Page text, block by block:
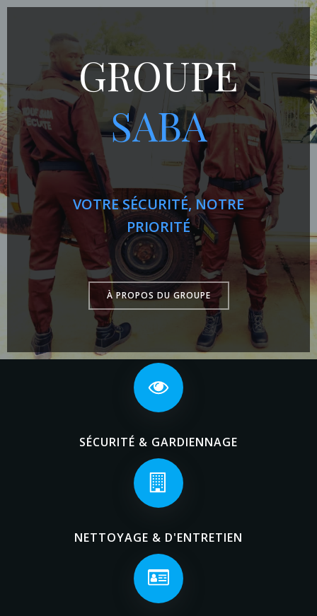
Aller
GROUPE
SABA
VOTRE SÉCURITÉ, NOTRE
PRIORITÉ
PROPRETÉ ÉCLATANTE,
SATISFACTION
GARANTIE
VOTRE SÉCURITÉ, NOTRE
PRIORITÉ
PROPRETÉ ÉCLATANTE,
SATISFACTION
GARANTIE
À PROPOS DU GROUPE
SÉCURITÉ & GARDIENNAGE
NETTOYAGE & D'ENTRETIEN